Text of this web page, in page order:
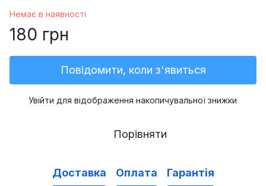
Немає в наявності
180 грн
Повідомити, коли з'явиться
Увійти для відображення накопичувальної знижки
Порівняти
Доставка Оплата Гарантія